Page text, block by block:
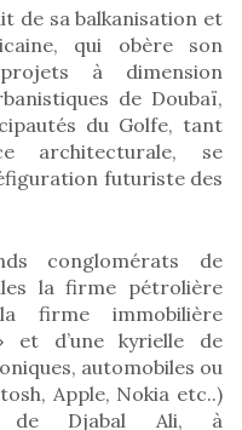
de sa balkanisation et
qui obère son
à dimension
de Doubaï,
du Golfe, tant
architecturale, se
futuriste des
conglomérats de
la firme pétrolière
firme immobilière
et d’une kyrielle de
automobiles ou
Apple, Nokia etc..)
de Djabal Ali, à